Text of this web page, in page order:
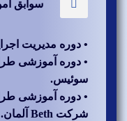
سوابق
• دوره مدیریت
سوئیس.
• دوره آموزشی
شرکت Beth آلمان.